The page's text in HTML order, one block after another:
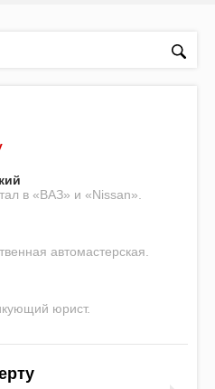
в «ВАЗ» и «Nissan».
автомастерская.
юрист.